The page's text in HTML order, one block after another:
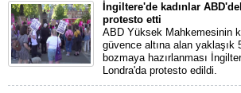
İngiltere'de kadınlar
protesto etti
ABD Yüksek Mahkemesinin
güvence altına alan yaklaşık
bozmaya hazırlanması
Londra'da protesto edildi.